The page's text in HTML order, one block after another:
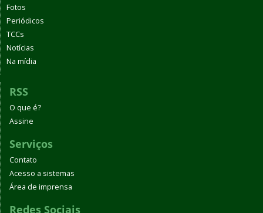
Fotos
Periódicos
TCCs
Notícias
Na mídia
RSS
O que é?
Assine
Serviços
Contato
Acesso a sistemas
Área de imprensa
Redes Sociais